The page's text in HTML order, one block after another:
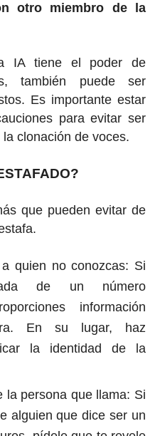
otro miembro de la
IA tiene el poder de
también puede ser
Es importante estar
para evitar ser
clonación de voces.
que pueden evitar de
quien no conozcas: Si
de un número
información
En su lugar, haz
la identidad de la
la persona que llama: Si
alguien que dice ser un